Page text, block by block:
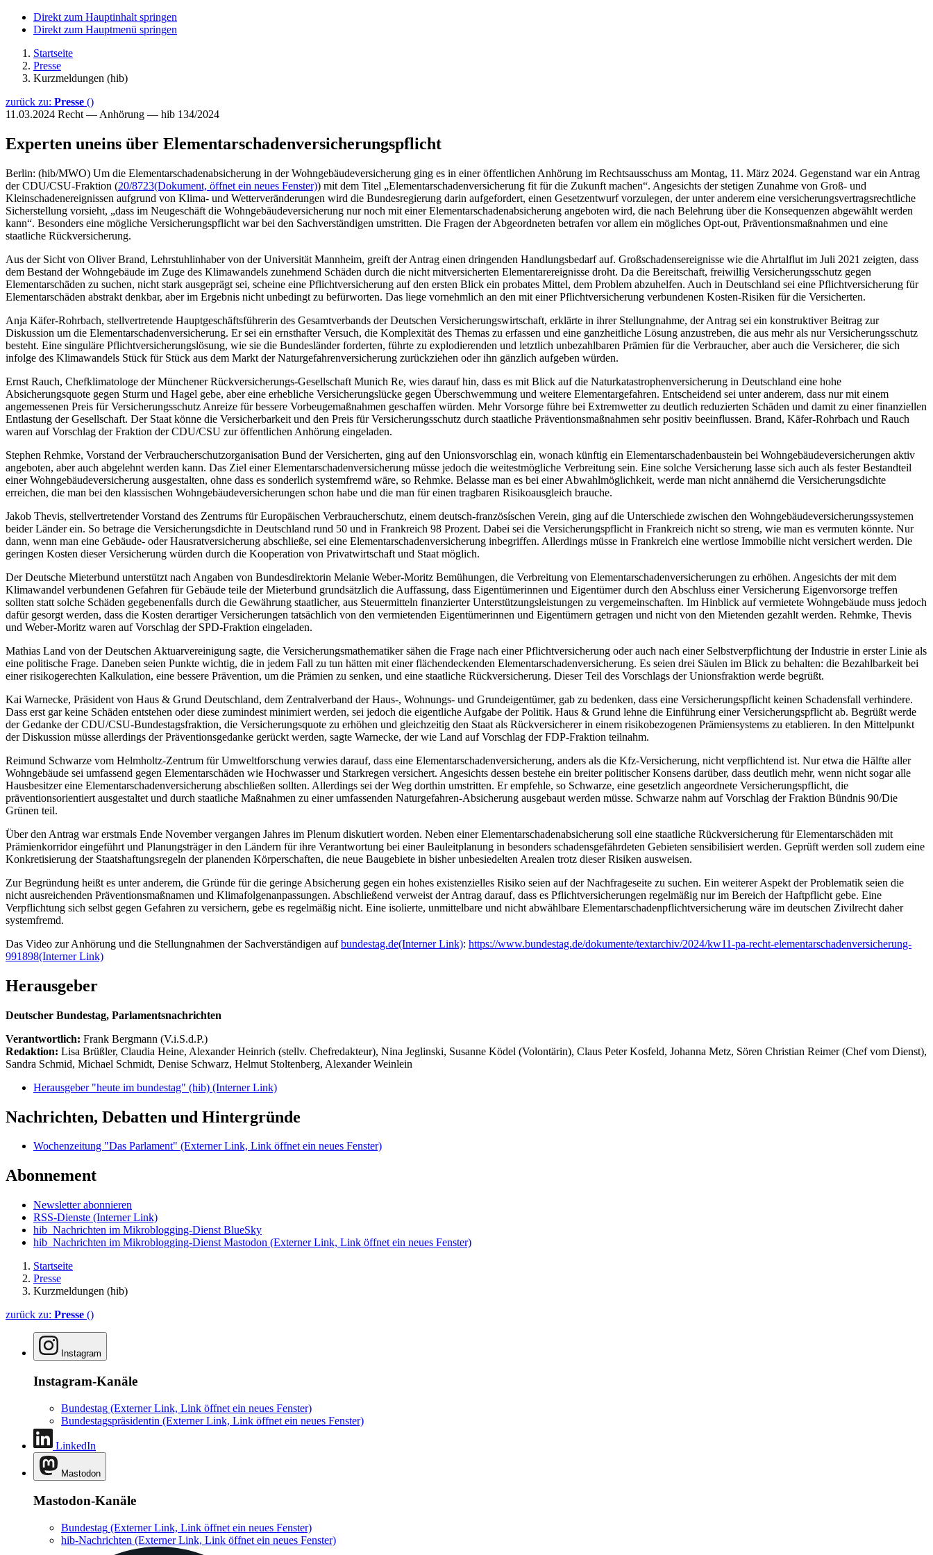
Direkt zum Hauptinhalt springen
Direkt zum Hauptmenü springen
Startseite
Presse
Kurzmeldungen (hib)
zurück zu: Presse ()
11.03.2024 Recht — Anhörung — hib 134/2024
Experten uneins über Elementarschadenversicherungspflicht
Berlin: (hib/MWO) Um die Elementarschadenabsicherung in der Wohngebäudeversicherung ging es in einer öffentlichen Anhörung im Rechtsausschuss am Montag, 11. März 2024. Gegenstand war ein Antrag
der CDU/CSU-Fraktion (20/8723(Dokument, öffnet ein neues Fenster)) mit dem Titel „Elementarschadenversicherung fit für die Zukunft machen“. Angesichts der stetigen Zunahme von Groß- und
Kleinschadenereignissen aufgrund von Klima- und Wetterveränderungen wird die Bundesregierung darin aufgefordert, einen Gesetzentwurf vorzulegen, der unter anderem eine versicherungsvertragsrechtliche
Sicherstellung vorsieht, „dass im Neugeschäft die Wohngebäudeversicherung nur noch mit einer Elementarschadenabsicherung angeboten wird, die nach Belehrung über die Konsequenzen abgewählt werden
kann“. Besonders eine mögliche Versicherungspflicht war bei den Sachverständigen umstritten. Die Fragen der Abgeordneten betrafen vor allem ein mögliches Opt-out, Präventionsmaßnahmen und eine
staatliche Rückversicherung.
Aus der Sicht von Oliver Brand, Lehrstuhlinhaber von der Universität Mannheim, greift der Antrag einen dringenden Handlungsbedarf auf. Großschadensereignisse wie die Ahrtalflut im Juli 2021 zeigten, dass
dem Bestand der Wohngebäude im Zuge des Klimawandels zunehmend Schäden durch die nicht mitversicherten Elementarereignisse droht. Da die Bereitschaft, freiwillig Versicherungsschutz gegen
Elementarschäden zu suchen, nicht stark ausgeprägt sei, scheine eine Pflichtversicherung auf den ersten Blick ein probates Mittel, dem Problem abzuhelfen. Auch in Deutschland sei eine Pflichtversicherung für
Elementarschäden abstrakt denkbar, aber im Ergebnis nicht unbedingt zu befürworten. Das liege vornehmlich an den mit einer Pflichtversicherung verbundenen Kosten-Risiken für die Versicherten.
Anja Käfer-Rohrbach, stellvertretende Hauptgeschäftsführerin des Gesamtverbands der Deutschen Versicherungswirtschaft, erklärte in ihrer Stellungnahme, der Antrag sei ein konstruktiver Beitrag zur
Diskussion um die Elementarschadenversicherung. Er sei ein ernsthafter Versuch, die Komplexität des Themas zu erfassen und eine ganzheitliche Lösung anzustreben, die aus mehr als nur Versicherungsschutz
besteht. Eine singuläre Pflichtversicherungslösung, wie sie die Bundesländer forderten, führte zu explodierenden und letztlich unbezahlbaren Prämien für die Verbraucher, aber auch die Versicherer, die sich
infolge des Klimawandels Stück für Stück aus dem Markt der Naturgefahrenversicherung zurückziehen oder ihn gänzlich aufgeben würden.
Ernst Rauch, Chefklimatologe der Münchener Rückversicherungs-Gesellschaft Munich Re, wies darauf hin, dass es mit Blick auf die Naturkatastrophenversicherung in Deutschland eine hohe
Absicherungsquote gegen Sturm und Hagel gebe, aber eine erhebliche Versicherungslücke gegen Überschwemmung und weitere Elementargefahren. Entscheidend sei unter anderem, dass nur mit einem
angemessenen Preis für Versicherungsschutz Anreize für bessere Vorbeugemaßnahmen geschaffen würden. Mehr Vorsorge führe bei Extremwetter zu deutlich reduzierten Schäden und damit zu einer finanziellen
Entlastung der Gesellschaft. Der Staat könne die Versicherbarkeit und den Preis für Versicherungsschutz durch staatliche Präventionsmaßnahmen sehr positiv beeinflussen. Brand, Käfer-Rohrbach und Rauch
waren auf Vorschlag der Fraktion der CDU/CSU zur öffentlichen Anhörung eingeladen.
Stephen Rehmke, Vorstand der Verbraucherschutzorganisation Bund der Versicherten, ging auf den Unionsvorschlag ein, wonach künftig ein Elementarschadenbaustein bei Wohngebäudeversicherungen aktiv
angeboten, aber auch abgelehnt werden kann. Das Ziel einer Elementarschadenversicherung müsse jedoch die weitestmögliche Verbreitung sein. Eine solche Versicherung lasse sich auch als fester Bestandteil
einer Wohngebäudeversicherung ausgestalten, ohne dass es sonderlich systemfremd wäre, so Rehmke. Belasse man es bei einer Abwahlmöglichkeit, werde man nicht annähernd die Versicherungsdichte
erreichen, die man bei den klassischen Wohngebäudeversicherungen schon habe und die man für einen tragbaren Risikoausgleich brauche.
Jakob Thevis, stellvertretender Vorstand des Zentrums für Europäischen Verbraucherschutz, einem deutsch-französíschen Verein, ging auf die Unterschiede zwischen den Wohngebäudeversicherungssystemen
beider Länder ein. So betrage die Versicherungsdichte in Deutschland rund 50 und in Frankreich 98 Prozent. Dabei sei die Versicherungspflicht in Frankreich nicht so streng, wie man es vermuten könnte. Nur
dann, wenn man eine Gebäude- oder Hausratversicherung abschließe, sei eine Elementarschadenversicherung inbegriffen. Allerdings müsse in Frankreich eine wertlose Immobilie nicht versichert werden. Die
geringen Kosten dieser Versicherung würden durch die Kooperation von Privatwirtschaft und Staat möglich.
Der Deutsche Mieterbund unterstützt nach Angaben von Bundesdirektorin Melanie Weber-Moritz Bemühungen, die Verbreitung von Elementarschadenversicherungen zu erhöhen. Angesichts der mit dem
Klimawandel verbundenen Gefahren für Gebäude teile der Mieterbund grundsätzlich die Auffassung, dass Eigentümerinnen und Eigentümer durch den Abschluss einer Versicherung Eigenvorsorge treffen
sollten statt solche Schäden gegebenenfalls durch die Gewährung staatlicher, aus Steuermitteln finanzierter Unterstützungsleistungen zu vergemeinschaften. Im Hinblick auf vermietete Wohngebäude muss jedoch
dafür gesorgt werden, dass die Kosten derartiger Versicherungen tatsächlich von den vermietenden Eigentümerinnen und Eigentümern getragen und nicht von den Mietenden gezahlt werden. Rehmke, Thevis
und Weber-Moritz waren auf Vorschlag der SPD-Fraktion eingeladen.
Mathias Land von der Deutschen Aktuarvereinigung sagte, die Versicherungsmathematiker sähen die Frage nach einer Pflichtversicherung oder auch nach einer Selbstverpflichtung der Industrie in erster Linie als
eine politische Frage. Daneben seien Punkte wichtig, die in jedem Fall zu tun hätten mit einer flächendeckenden Elementarschadenversicherung. Es seien drei Säulen im Blick zu behalten: die Bezahlbarkeit bei
einer risikogerechten Kalkulation, eine bessere Prävention, um die Prämien zu senken, und eine staatliche Rückversicherung. Dieser Teil des Vorschlags der Unionsfraktion werde begrüßt.
Kai Warnecke, Präsident von Haus & Grund Deutschland, dem Zentralverband der Haus-, Wohnungs- und Grundeigentümer, gab zu bedenken, dass eine Versicherungspflicht keinen Schadensfall verhindere.
Dass erst gar keine Schäden entstehen oder diese zumindest minimiert werden, sei jedoch die eigentliche Aufgabe der Politik. Haus & Grund lehne die Einführung einer Versicherungspflicht ab. Begrüßt werde
der Gedanke der CDU/CSU-Bundestagsfraktion, die Versicherungsquote zu erhöhen und gleichzeitig den Staat als Rückversicherer in einem risikobezogenen Prämiensystems zu etablieren. In den Mittelpunkt
der Diskussion müsse allerdings der Präventionsgedanke gerückt werden, sagte Warnecke, der wie Land auf Vorschlag der FDP-Fraktion teilnahm.
Reimund Schwarze vom Helmholtz-Zentrum für Umweltforschung verwies darauf, dass eine Elementarschadenversicherung, anders als die Kfz-Versicherung, nicht verpflichtend ist. Nur etwa die Hälfte aller
Wohngebäude sei umfassend gegen Elementarschäden wie Hochwasser und Starkregen versichert. Angesichts dessen bestehe ein breiter politischer Konsens darüber, dass deutlich mehr, wenn nicht sogar alle
Hausbesitzer eine Elementarschadenversicherung abschließen sollten. Allerdings sei der Weg dorthin umstritten. Er empfehle, so Schwarze, eine gesetzlich angeordnete Versicherungspflicht, die
präventionsorientiert ausgestaltet und durch staatliche Maßnahmen zu einer umfassenden Naturgefahren-Absicherung ausgebaut werden müsse. Schwarze nahm auf Vorschlag der Fraktion Bündnis 90/Die
Grünen teil.
Über den Antrag war erstmals Ende November vergangen Jahres im Plenum diskutiert worden. Neben einer Elementarschadenabsicherung soll eine staatliche Rückversicherung für Elementarschäden mit
Prämienkorridor eingeführt und Planungsträger in den Ländern für ihre Verantwortung bei einer Bauleitplanung in besonders schadensgefährdeten Gebieten sensibilisiert werden. Geprüft werden soll zudem eine
Konkretisierung der Staatshaftungsregeln der planenden Körperschaften, die neue Baugebiete in bisher unbesiedelten Arealen trotz dieser Risiken ausweisen.
Zur Begründung heißt es unter anderem, die Gründe für die geringe Absicherung gegen ein hohes existenzielles Risiko seien auf der Nachfrageseite zu suchen. Ein weiterer Aspekt der Problematik seien die
nicht ausreichenden Präventionsmaßnamen und Klimafolgenanpassungen. Abschließend verweist der Antrag darauf, dass es Pflichtversicherungen regelmäßig nur im Bereich der Haftpflicht gebe. Eine
Verpflichtung sich selbst gegen Gefahren zu versichern, gebe es regelmäßig nicht. Eine isolierte, unmittelbare und nicht abwählbare Elementarschadenpflichtversicherung wäre im deutschen Zivilrecht daher
systemfremd.
Das Video zur Anhörung und die Stellungnahmen der Sachverständigen aufbundestag.de(Interner Link): https://www.bundestag.de/dokumente/textarchiv/2024/kw11-pa-recht-elementarschadenversicherung-
991898(Interner Link)
Herausgeber
Deutscher Bundestag, Parlamentsnachrichten
Verantwortlich: Frank Bergmann (V.i.S.d.P.)
Redaktion: Lisa Brüßler, Claudia Heine, Alexander Heinrich (stellv. Chefredakteur), Nina Jeglinski, Susanne Ködel (Volontärin), Claus Peter Kosfeld, Johanna Metz, Sören Christian Reimer (Chef vom Dienst),
Sandra Schmid, Michael Schmidt, Denise Schwarz, Helmut Stoltenberg, Alexander Weinlein
Herausgeber "heute im bundestag" (hib) (Interner Link)
Nachrichten, Debatten und Hintergründe
Wochenzeitung "Das Parlament" (Externer Link, Link öffnet ein neues Fenster)
Abonnement
Newsletter abonnieren
RSS-Dienste (Interner Link)
hib_Nachrichten im Mikroblogging-Dienst BlueSky
hib_Nachrichten im Mikroblogging-Dienst Mastodon (Externer Link, Link öffnet ein neues Fenster)
Startseite
Presse
Kurzmeldungen (hib)
zurück zu: Presse ()
Instagram
Instagram-Kanäle
Bundestag (Externer Link, Link öffnet ein neues Fenster)
Bundestagspräsidentin (Externer Link, Link öffnet ein neues Fenster)
LinkedIn
Mastodon
Mastodon-Kanäle
Bundestag (Externer Link, Link öffnet ein neues Fenster)
hib-Nachrichten (Externer Link, Link öffnet ein neues Fenster)